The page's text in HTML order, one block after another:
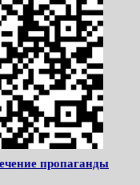
пропаганды